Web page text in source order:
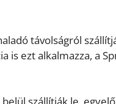
távolságról
is ezt alkalmazza, a